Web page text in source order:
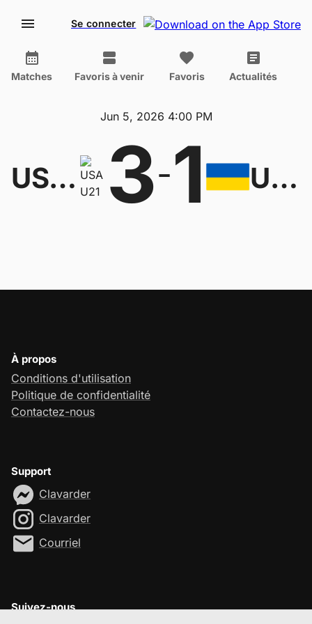
Se connecter
Matches Favoris à venir Favoris Actualités
Jun 5, 2026 4:00 PM
USA U21 3-1 Ukraine U21
À propos
Conditions d'utilisation
Politique de confidentialité
Contactez-nous
Support
Clavarder
Clavarder
Courriel
Suivez-nous